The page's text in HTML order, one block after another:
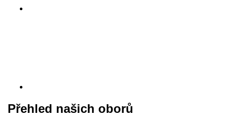
Přehled našich oborů